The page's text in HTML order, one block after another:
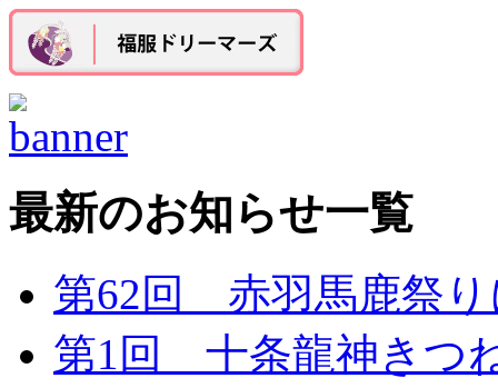
最新のお知らせ一覧
第62回 赤羽馬鹿祭り
第1回 十条龍神きつ